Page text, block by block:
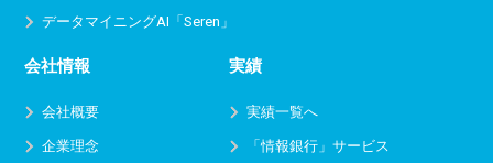
データマイニングAI「Seren」
会社情報
会社概要
企業理念
実績
実績一覧へ
「情報銀行」サービス